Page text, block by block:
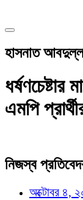
হাসনাত
ধর্ষণচেষ্টার
এমপি
নিজস্ব
অক্টোবর ৪,